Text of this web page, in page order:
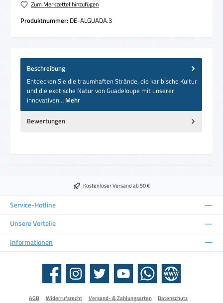
Zum Merkzettel hinzufügen
Produktnummer: DE-ALGUADA.3
Beschreibung
Entdecken Sie die traumhaften Strände, die karibische Kultur
und die exotische Natur von Guadeloupe mit unserer
innovativen… Mehr
Bewertungen
Kostenloser Versand ab 50 €
Service-Hotline
Unsere Vorteile
Informationen
Facebook Instagram Twitter YouTube WhatsApp Website
AGB Widerrufsrecht Versand- & Zahlungsarten
Datenschutz